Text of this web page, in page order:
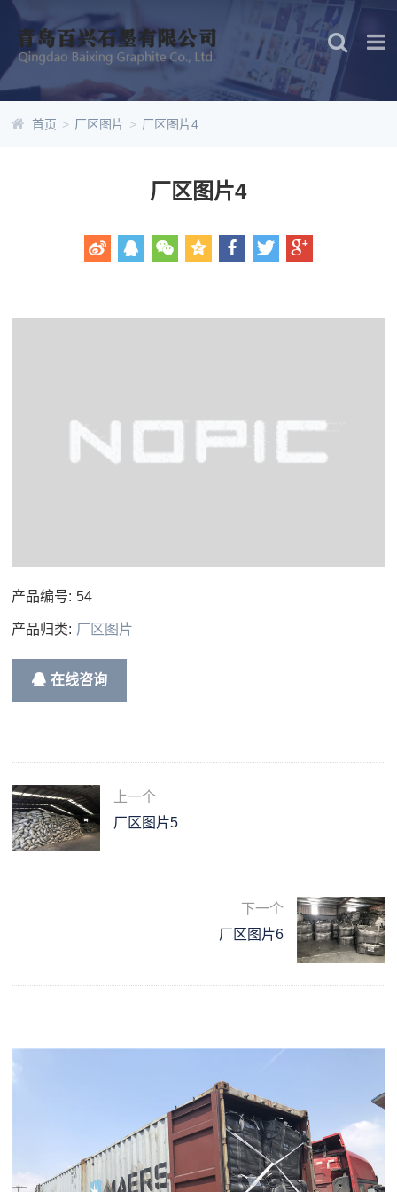
首页 > 厂区图片 > 厂区图片4
厂区图片4
产品编号: 54
产品归类: 厂区图片
在线咨询
上一个
厂区图片5
下一个
厂区图片6